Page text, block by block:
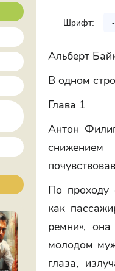
Шрифт: -
Альберт
В одном
Глава 1
Антон
снижением
По проходу
как
ремни»,
молодом
глаза,